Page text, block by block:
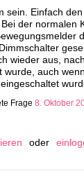
sein. Einfach
der normalen
wieder aus,
wurde, auch
Frage 8. Oktober
oder